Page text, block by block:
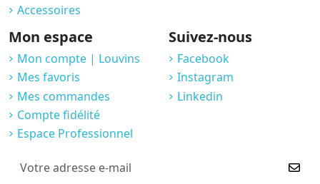
Accessoires
Mon espace
Mon compte | Louvins
Mes favoris
Mes commandes
Compte fidélité
Espace Professionnel
Suivez-nous
Facebook
Instagram
Linkedin